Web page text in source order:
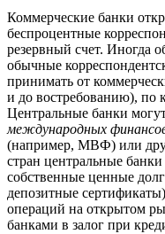
Коммерческие банки
беспроцентные
резервный счет. Иногда
обычные
принимать от
и до востребованию), по
Центральные банки
международных
(например, МВФ) или
стран центральные
собственные ценные
депозитные
операций на открытом
банками в залог при